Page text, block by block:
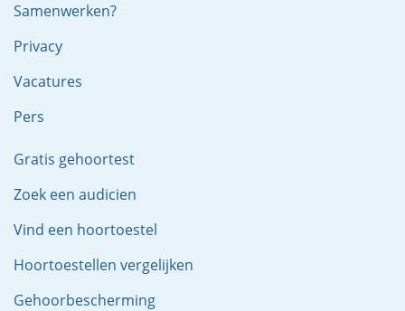
Samenwerken?
Privacy
Vacatures
Pers
Gratis gehoortest
Zoek een audicien
Vind een hoortoestel
Hoortoestellen vergelijken
Gehoorbescherming